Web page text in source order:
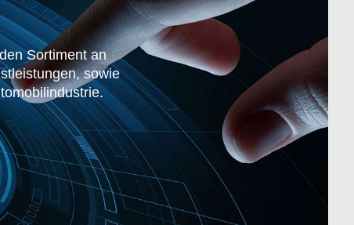
Sortiment an
sowie